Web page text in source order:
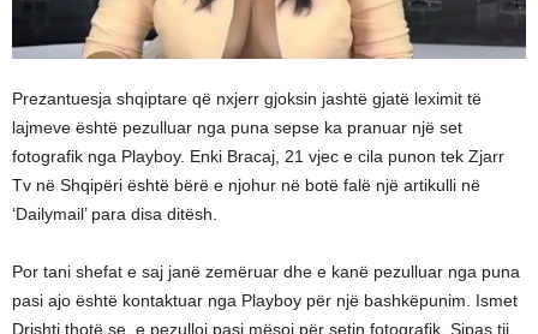
Prezantuesja shqiptare që nxjerr gjoksin jashtë gjatë leximit të
lajmeve është pezulluar nga puna sepse ka pranuar një set
fotografik nga Playboy. Enki Bracaj, 21 vjec e cila punon tek Zjarr
Tv në Shqipëri është bërë e njohur në botë falë një artikulli në
‘Dailymail’ para disa ditësh.
Por tani shefat e saj janë zemëruar dhe e kanë pezulluar nga puna
pasi ajo është kontaktuar nga Playboy për një bashkëpunim. Ismet
Drishti thotë se, e pezulloi pasi mësoi për setin fotografik. Sipas tij,